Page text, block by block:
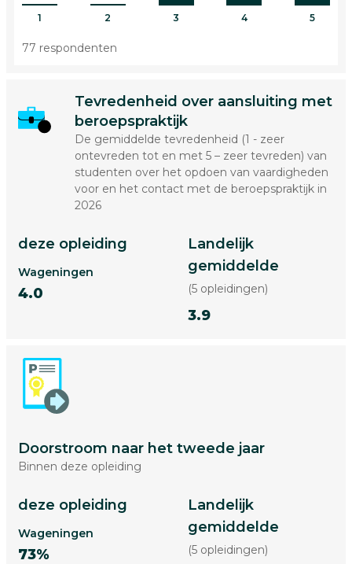
1 2 3 4 5
77 respondenten
Tevredenheid over aansluiting met
beroepspraktijk
De gemiddelde tevredenheid (1 - zeer
ontevreden tot en met 5 – zeer tevreden) van
studenten over het opdoen van vaardigheden
voor en het contact met de beroepspraktijk in
2026
deze opleiding
Wageningen
4.0
Landelijk
gemiddelde
(5 opleidingen)
3.9
Doorstroom naar het tweede jaar
Binnen deze opleiding
deze opleiding
Wageningen
73%
Landelijk
gemiddelde
(5 opleidingen)